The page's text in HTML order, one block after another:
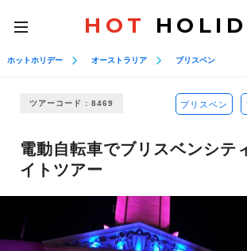
toggle
navigation
HOT
ホットホリデー オーストラリア ブリスベン
ツアーコード : 8469 ブリスベン
電動自転車でブリスベンシテ
イトツアー